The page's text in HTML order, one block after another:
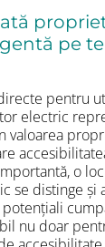
pe
pentru
electric
valoarea
o
se distinge și
nu doar